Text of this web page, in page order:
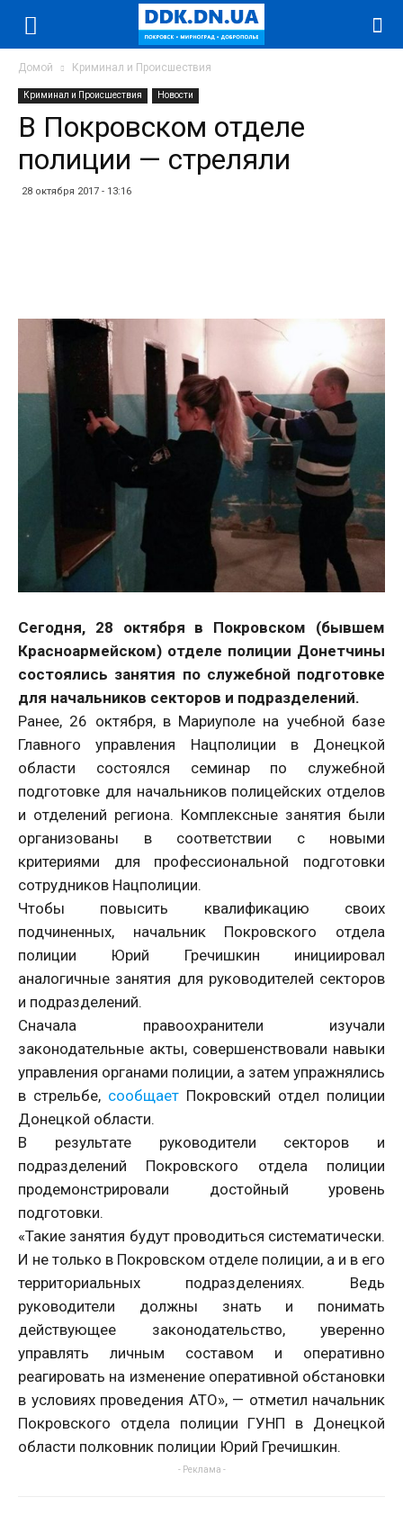
Домой Криминал и Происшествия
Криминал и Происшествия Новости
В Покровском отделе
полиции — стреляли
28 октября 2017 - 13:16
Сегодня, 28 октября в Покровском (бывшем
Красноармейском) отделе полиции Донетчины
состоялись занятия по служебной подготовке
для начальников секторов и подразделений.
Ранее, 26 октября, в Мариуполе на учебной базе
Главного управления Нацполиции в Донецкой
области состоялся семинар по служебной
подготовке для начальников полицейских отделов
и отделений региона. Комплексные занятия были
организованы в соответствии с новыми
критериями для профессиональной подготовки
сотрудников Нацполиции.
Чтобы повысить квалификацию своих
подчиненных, начальник Покровского отдела
полиции Юрий Гречишкин инициировал
аналогичные занятия для руководителей секторов
и подразделений.
Сначала правоохранители изучали
законодательные акты, совершенствовали навыки
управления органами полиции, а затем упражнялись
в стрельбе, сообщает Покровский отдел полиции
Донецкой области.
В результате руководители секторов и
подразделений Покровского отдела полиции
продемонстрировали достойный уровень
подготовки.
«Такие занятия будут проводиться систематически.
И не только в Покровском отделе полиции, а и в его
территориальных подразделениях. Ведь
руководители должны знать и понимать
действующее законодательство, уверенно
управлять личным составом и оперативно
реагировать на изменение оперативной обстановки
в условиях проведения АТО», — отметил начальник
Покровского отдела полиции ГУНП в Донецкой
области полковник полиции Юрий Гречишкин.
- Реклама -